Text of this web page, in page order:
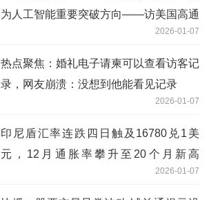
为人工智能重要突破方向——访美国高通
2026-01-07
热点聚焦：婚礼电子请柬可以查看访客记
录，网友崩溃：没想到他能看见记录
2026-01-07
印尼盾汇率连跌四日触及16780兑1美
元，12月通胀率攀升至20个月新高
2026-01-07